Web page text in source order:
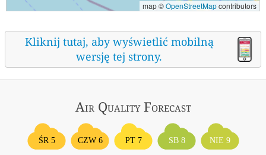
map ©OpenStreetMapcontributors
Kliknij tutaj, aby wyświetlić mobilną
wersję tej strony.
Air QualityForecast
ŚR 5 CZW 6 PT 7 SB 8 NIE 9